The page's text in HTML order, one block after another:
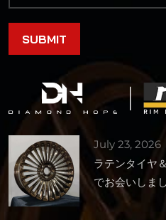
July 23, 2026
ラテンタイヤ
でお会いしま